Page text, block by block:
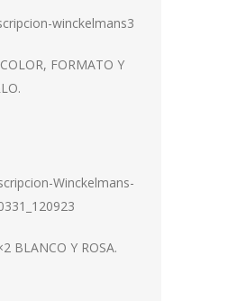
FORMATO Y
BLANCO Y ROSA.